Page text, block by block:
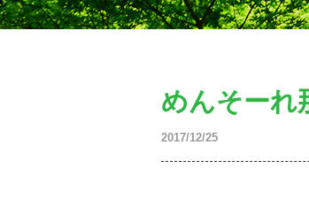
めんそーれ
2017/12/25